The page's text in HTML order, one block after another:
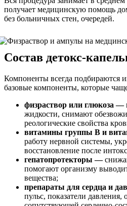
получает медицинскую помощь
без больничных стен, очередей.
Состав детокс-
Компоненты всегда подбираются
базовые компоненты, которые
физраствор или глюкоза —
жидкости, снимают
реологические свойства
витамины группы B и
работу нервной системы,
восстановление после
гепатопротекторы —
помогают организму
вещества;
препараты для сердца и
пульс, показатели давления,